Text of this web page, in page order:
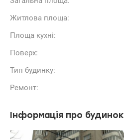
Житлова площа:
Площа кухні:
Поверх:
Тип будинку:
Ремонт:
Інформація про будинок